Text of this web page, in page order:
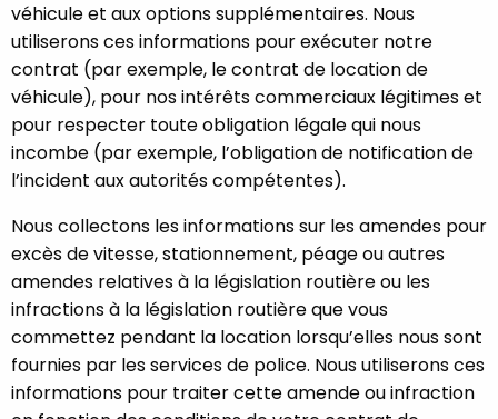
véhicule et aux options supplémentaires. Nous
utiliserons ces informations pour exécuter notre
contrat (par exemple, le contrat de location de
véhicule), pour nos intérêts commerciaux légitimes et
pour respecter toute obligation légale qui nous
incombe (par exemple, l’obligation de notification de
l’incident aux autorités compétentes).
Nous collectons les informations sur les amendes pour
excès de vitesse, stationnement, péage ou autres
amendes relatives à la législation routière ou les
infractions à la législation routière que vous
commettez pendant la location lorsqu’elles nous sont
fournies par les services de police. Nous utiliserons ces
informations pour traiter cette amende ou infraction